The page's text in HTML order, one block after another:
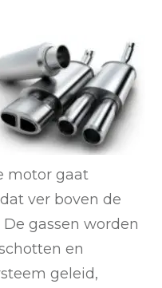
motor gaat
ver boven de
gassen worden
en
geleid,